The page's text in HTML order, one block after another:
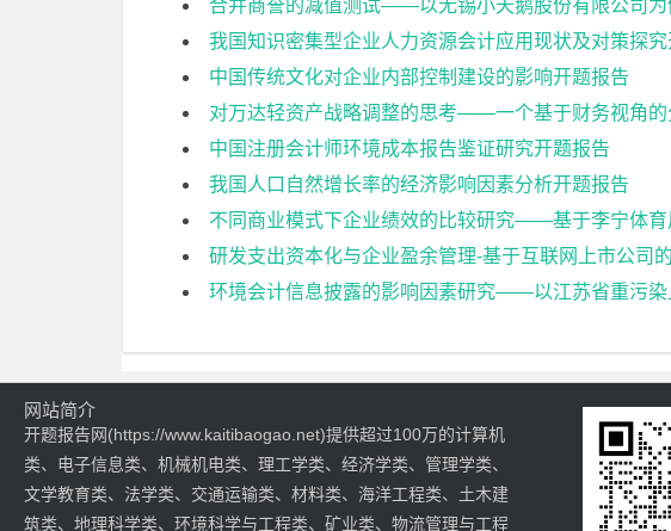
合并商誉的减值测试——以无锡小天鹅股份有限公司为
我国知识密集型企业人力资源会计应用现状及对策探
中国传统文化对企业内部控制建设的影响开题报告
对万达轻资产战略调整的思考——一个基于财务视角的
中国注册会计师环境成本报告鉴证研究开题报告
我国人口自然增长率的经济影响因素分析开题报告
不同商业模式下企业绩效的比较研究——基于李宁体育
研发支出资本化与企业盈余管理-基于互联网上市公司
环境会计信息披露的影响因素研究——以江苏省重污染
网站简介
开题报告网(https://www.kaitibaogao.net)提供超过100万的计算机
类、电子信息类、机械机电类、理工学类、经济学类、管理学类、
文学教育类、法学类、交通运输类、材料类、海洋工程类、土木建
筑类、地理科学类、环境科学与工程类、矿业类、物流管理与工程